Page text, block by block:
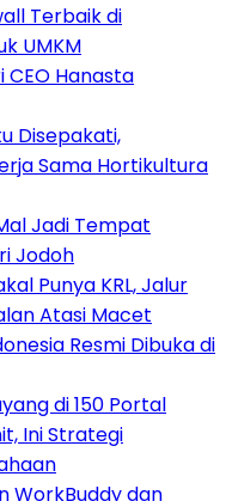
Terbaik di
UMKM
CEO Hanasta
Disepakati,
Sama Hortikultura
Jadi Tempat
Jodoh
Punya KRL, Jalur
Atasi Macet
Resmi Dibuka di
di 150 Portal
Ini Strategi
WorkBuddy dan